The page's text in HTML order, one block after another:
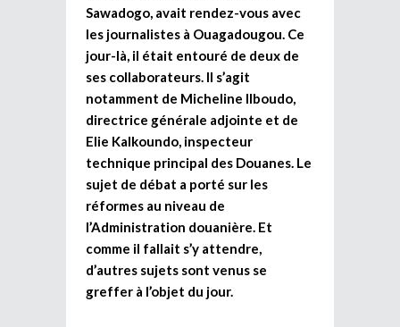
Sawadogo, avait rendez-vous avec
les journalistes à Ouagadougou. Ce
jour-là, il était entouré de deux de
ses collaborateurs. Il s’agit
notamment de Micheline Ilboudo,
directrice générale adjointe et de
Elie Kalkoundo, inspecteur
technique principal des Douanes. Le
sujet de débat a porté sur les
réformes au niveau de
l’Administration douanière. Et
comme il fallait s’y attendre,
d’autres sujets sont venus se
greffer à l’objet du jour.